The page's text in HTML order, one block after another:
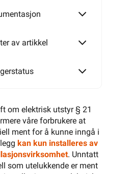
av artikkel
om elektrisk utstyr § 21
våre forbrukere at
ment for å kunne inngå i
kan kun installeres av
. Unntatt
som utelukkende er ment